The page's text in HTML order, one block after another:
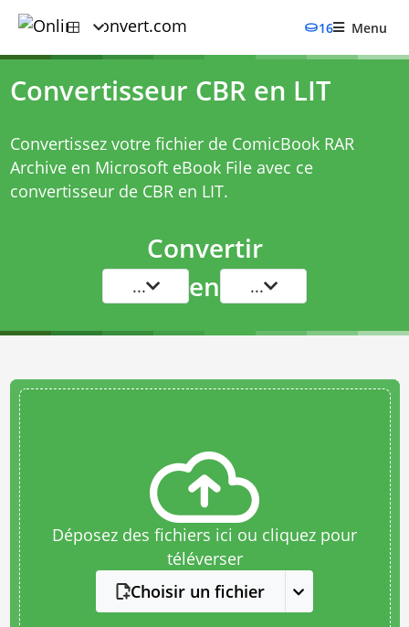
16 Menu
Convertisseur CBR en LIT
Convertissez votre fichier de ComicBook RAR
Archive en Microsoft eBook File avec ce
convertisseur de CBR en LIT.
Convertir
... en ...
Déposez des fichiers ici ou cliquez pour
téléverser
Choisir un fichier